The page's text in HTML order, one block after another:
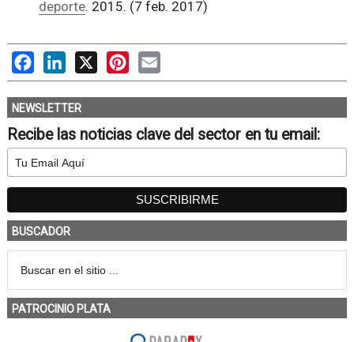
deporte. 2015. (7 feb. 2017)
FacebookLinkedIn
X PinterestEmail
NEWSLETTER
Recibe las noticias clave del sector en tu email:
BUSCADOR
PATROCINIO PLATA